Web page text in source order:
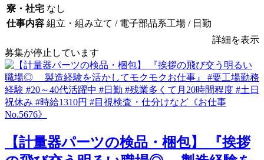
寮・社宅 なし
仕事内容 組立・組み立て / 電子部品系工場 / 日勤
詳細を表示
募集が停止しています
【計量器パーツの検品・梱包】 『挨拶